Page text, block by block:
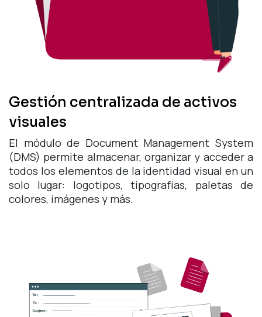
Gestión centralizada de activos
visuales
El módulo de Document Management System
(DMS) permite almacenar, organizar y acceder a
todos los elementos de la identidad visual en un
solo lugar: logotipos, tipografías, paletas de
colores, imágenes y más.